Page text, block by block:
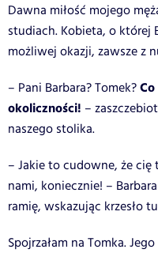
Dawna miłość mojego
studiach. Kobieta, o której
możliwej okazji, zawsze z
– Pani Barbara? Tomek?
okoliczności! –
naszego stolika.
– Jakie to cudowne, że
nami, koniecznie! –
ramię, wskazując krzesło
Spojrzałam na Tomka.